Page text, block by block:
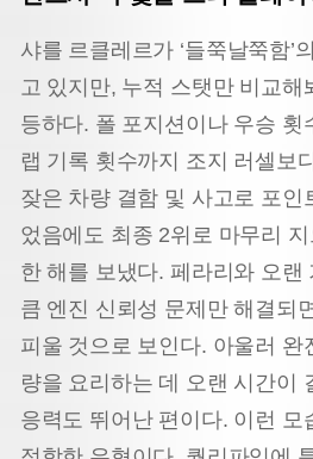
샤를 르클레르가 ‘들쭉날쭉함’
고 있지만, 누적 스탯만 비교해
등하다. 폴 포지션이나 우승 횟
랩 기록 횟수까지 조지 러셀보
잦은 차량 결함 및 사고로 포인
었음에도 최종 2위로 마무리
한 해를 보냈다. 페라리와 오랜
큼 엔진 신뢰성 문제만 해결되
피울 것으로 보인다. 아울러 완
량을 요리하는 데 오랜 시간이
응력도 뛰어난 편이다. 이런 모